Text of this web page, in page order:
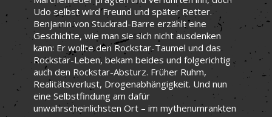
Udo selbst wird Freund und später Retter.
Benjamin von Stuckrad-Barre erzählt eine
Geschichte, wie man sie sich nicht ausdenken
kann: Er wollte den Rockstar-Taumel und das
Rockstar-Leben, bekam beides und folgerichtig
auch den Rockstar-Absturz. Früher Ruhm,
Realitätsverlust, Drogenabhängigkeit. Und nun
eine Selbstfindung am dafür
unwahrscheinlichsten Ort – im mythenumrankten